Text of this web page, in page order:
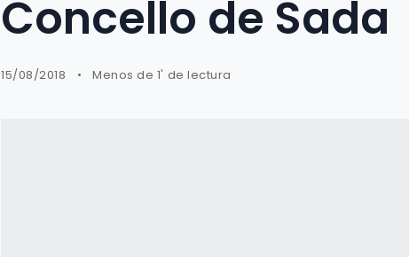
Concello de Sada
15/08/2018 Menos de 1' de lectura